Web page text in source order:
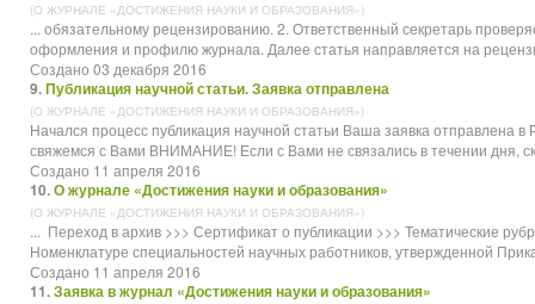
(О ЖУРНАЛЕ «ДОСТИЖЕНИЯ НАУКИ И ОБРАЗОВАНИЯ»)
... обязательному рецензированию. 2. Ответственный секретарь
оформления и профилюжурнала. Далее статья направляется на
Создано 03 декабря 2016
9.Публикация научной статьи. Заявка отправлена
(О ЖУРНАЛЕ «ДОСТИЖЕНИЯ НАУКИ И ОБРАЗОВАНИЯ»)
Начался процесс публикация научной статьи Ваша заявка отправлена
свяжемся с Вами ВНИМАНИЕ! Если с Вами не связались в течении дня,
Создано 11 апреля 2016
10.О журнале «Достижения науки и образования»
(О ЖУРНАЛЕ «ДОСТИЖЕНИЯ НАУКИ И ОБРАЗОВАНИЯ»)
... Переход в архив >>> Сертификат о публикации >>> Тематические
Номенклатуре специальностей научных работников, утвержденной
Создано 11 апреля 2016
11.Заявка в журнал «Достижения науки и образования»